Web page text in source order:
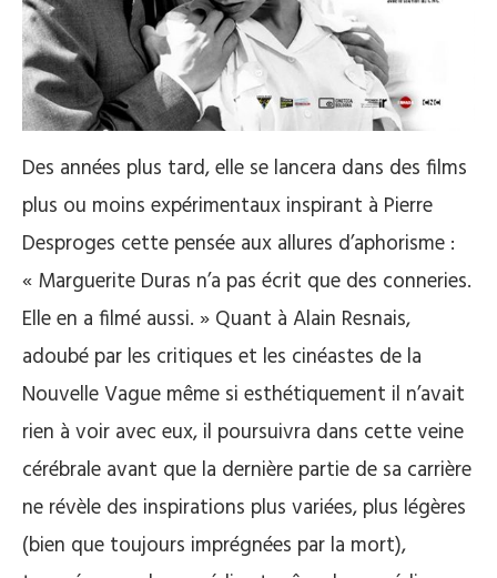
Des années plus tard, elle se lancera dans des films
plus ou moins expérimentaux inspirant à Pierre
Desproges cette pensée aux allures d’aphorisme :
« Marguerite Duras n’a pas écrit que des conneries.
Elle en a filmé aussi. » Quant à Alain Resnais,
adoubé par les critiques et les cinéastes de la
Nouvelle Vague même si esthétiquement il n’avait
rien à voir avec eux, il poursuivra dans cette veine
cérébrale avant que la dernière partie de sa carrière
ne révèle des inspirations plus variées, plus légères
(bien que toujours imprégnées par la mort),